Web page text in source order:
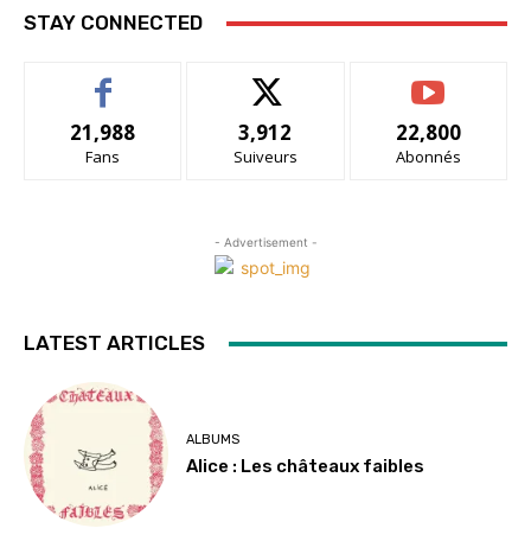
STAY CONNECTED
21,988
Fans
3,912
Suiveurs
22,800
Abonnés
- Advertisement -
LATEST ARTICLES
ALBUMS
Alice : Les châteaux faibles